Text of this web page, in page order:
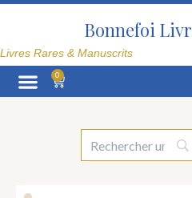
Aller
Bonnefoi
Livres Rares & Manuscrits
0
Panier